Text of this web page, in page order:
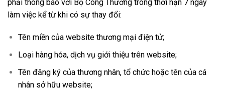
phải thông báo với Bộ Công Thương trong thời hạn 7 ngày
làm việc kể từ khi có sự thay đổi:
Tên miền của website thương mại điện tử;
Loại hàng hóa, dịch vụ giới thiệu trên website;
Tên đăng ký của thương nhân, tổ chức hoặc tên của cá
nhân sở hữu website;